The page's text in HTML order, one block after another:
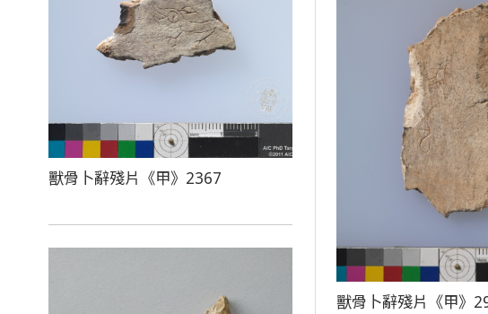
獸骨卜辭殘片《甲》2367
獸骨卜辭殘片《甲》